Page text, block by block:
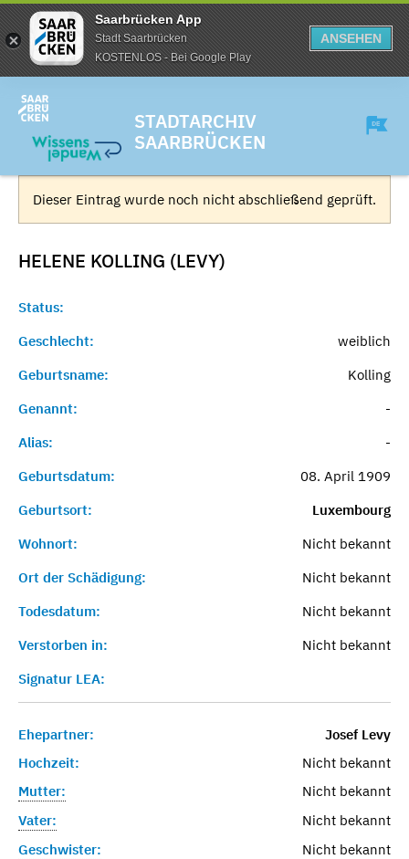
Saarbrücken App
Stadt Saarbrücken
KOSTENLOS - Bei Google Play
ANSEHEN
STADTARCHIV
SAARBRÜCKEN
Dieser Eintrag wurde noch nicht abschließend geprüft.
HELENE KOLLING (LEVY)
Status:
Geschlecht:
weiblich
Geburtsname:
Kolling
Genannt:
-
Alias:
-
Geburtsdatum:
08. April 1909
Geburtsort:
Luxembourg
Wohnort:
Nicht bekannt
Ort der Schädigung:
Nicht bekannt
Todesdatum:
Nicht bekannt
Verstorben in:
Nicht bekannt
Signatur LEA:
Ehepartner:
Josef Levy
Hochzeit:
Nicht bekannt
Mutter:
Nicht bekannt
Vater:
Nicht bekannt
Geschwister:
Nicht bekannt